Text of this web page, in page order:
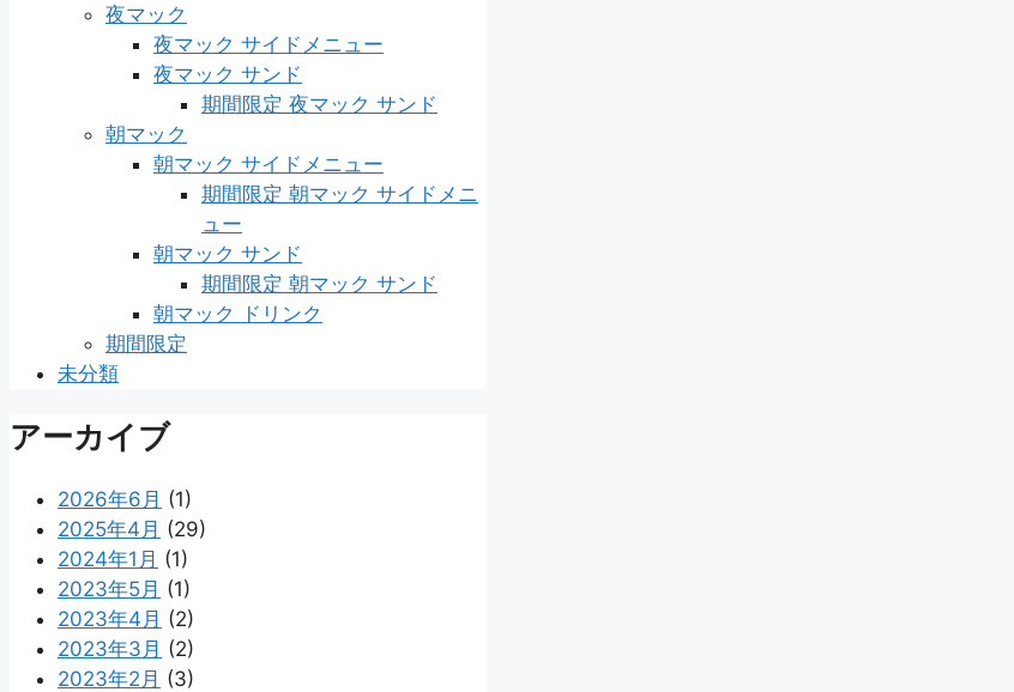
夜マック
夜マック サイドメニュー
夜マック サンド
期間限定 夜マック サンド
朝マック
朝マック サイドメニュー
期間限定 朝マック サイドメニ
ュー
朝マック サンド
期間限定 朝マック サンド
朝マック ドリンク
期間限定
未分類
アーカイブ
2026年6月 (1)
2025年4月 (29)
2024年1月 (1)
2023年5月 (1)
2023年4月 (2)
2023年3月 (2)
2023年2月 (3)